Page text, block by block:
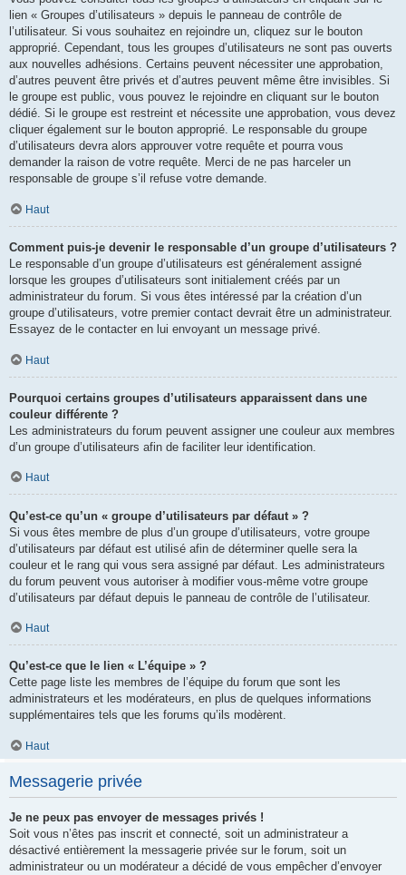
lien « Groupes d’utilisateurs » depuis le panneau de contrôle de
l’utilisateur. Si vous souhaitez en rejoindre un, cliquez sur le bouton
approprié. Cependant, tous les groupes d’utilisateurs ne sont pas ouverts
aux nouvelles adhésions. Certains peuvent nécessiter une approbation,
d’autres peuvent être privés et d’autres peuvent même être invisibles. Si
le groupe est public, vous pouvez le rejoindre en cliquant sur le bouton
dédié. Si le groupe est restreint et nécessite une approbation, vous devez
cliquer également sur le bouton approprié. Le responsable du groupe
d’utilisateurs devra alors approuver votre requête et pourra vous
demander la raison de votre requête. Merci de ne pas harceler un
responsable de groupe s’il refuse votre demande.
Haut
Comment puis-je devenir le responsable d’un groupe d’utilisateurs ?
Le responsable d’un groupe d’utilisateurs est généralement assigné
lorsque les groupes d’utilisateurs sont initialement créés par un
administrateur du forum. Si vous êtes intéressé par la création d’un
groupe d’utilisateurs, votre premier contact devrait être un administrateur.
Essayez de le contacter en lui envoyant un message privé.
Haut
Pourquoi certains groupes d’utilisateurs apparaissent dans une
couleur différente ?
Les administrateurs du forum peuvent assigner une couleur aux membres
d’un groupe d’utilisateurs afin de faciliter leur identification.
Haut
Qu’est-ce qu’un « groupe d’utilisateurs par défaut » ?
Si vous êtes membre de plus d’un groupe d’utilisateurs, votre groupe
d’utilisateurs par défaut est utilisé afin de déterminer quelle sera la
couleur et le rang qui vous sera assigné par défaut. Les administrateurs
du forum peuvent vous autoriser à modifier vous-même votre groupe
d’utilisateurs par défaut depuis le panneau de contrôle de l’utilisateur.
Haut
Qu’est-ce que le lien « L’équipe » ?
Cette page liste les membres de l’équipe du forum que sont les
administrateurs et les modérateurs, en plus de quelques informations
supplémentaires tels que les forums qu’ils modèrent.
Haut
Messagerie privée
Je ne peux pas envoyer de messages privés !
Soit vous n’êtes pas inscrit et connecté, soit un administrateur a
désactivé entièrement la messagerie privée sur le forum, soit un
administrateur ou un modérateur a décidé de vous empêcher d’envoyer